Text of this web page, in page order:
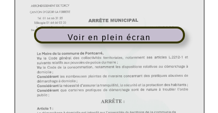
Voir en plein écran